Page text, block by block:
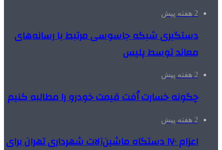
2 هفته پیش
دستگیری شبکه جاسوسی مرتبط با رسانه‌های
معاند توسط پلیس
2 هفته پیش
چگونه خسارت اُفت قیمت خودرو را مطالبه کنیم
2 هفته پیش
اعزام ۱۷۰ دستگاه ماشین‌آلات شهرداری تهران برای